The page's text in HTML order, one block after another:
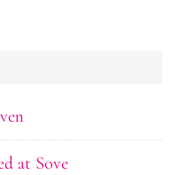
at Sove